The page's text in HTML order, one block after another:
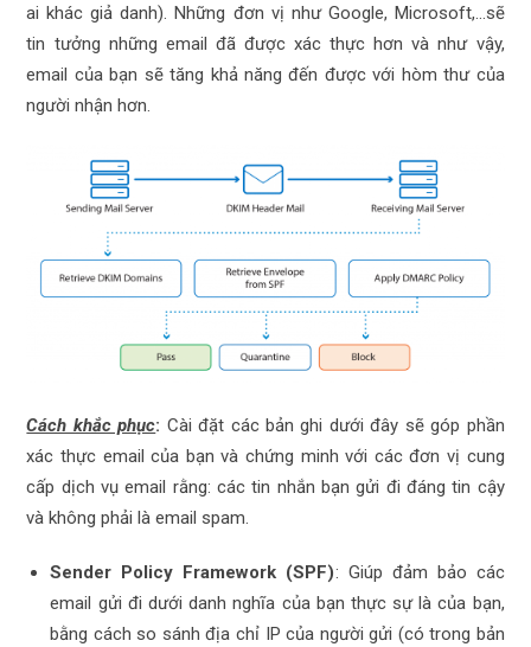
ai khác giả danh). Những đơn vị như Google, Microsoft,…sẽ
tin tưởng những email đã được xác thực hơn và như vậy,
email của bạn sẽ tăng khả năng đến được với hòm thư của
người nhận hơn.
Cách khắc phục: Cài đặt các bản ghi dưới đây sẽ góp phần
xác thực email của bạn và chứng minh với các đơn vị cung
cấp dịch vụ email rằng: các tin nhắn bạn gửi đi đáng tin cậy
và không phải là email spam.
Sender Policy Framework (SPF): Giúp đảm bảo các
email gửi đi dưới danh nghĩa của bạn thực sự là của bạn,
bằng cách so sánh địa chỉ IP của người gửi (có trong bản